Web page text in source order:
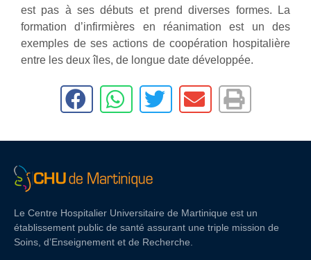
est pas à ses débuts et prend diverses formes. La
formation d’infirmières en réanimation est un des
exemples de ses actions de coopération hospitalière
entre les deux îles, de longue date développée.
Le Centre Hospitalier Universitaire de Martinique est un
établissement public de santé assurant une triple mission de
Soins, d’Enseignement et de Recherche.